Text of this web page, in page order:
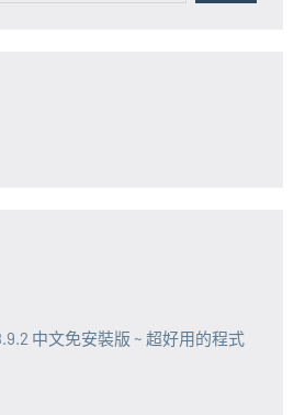
中文免安裝版 ~ 超好用的程式